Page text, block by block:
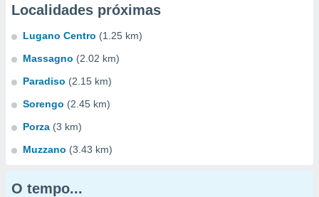
Localidades próximas
Lugano Centro (1.25 km)
Massagno (2.02 km)
Paradiso (2.15 km)
Sorengo (2.45 km)
Porza (3 km)
Muzzano (3.43 km)
O tempo...